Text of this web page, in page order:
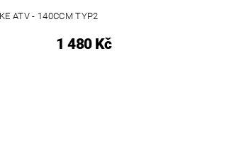
ATV - 140CCM TYP2
1 480 Kč